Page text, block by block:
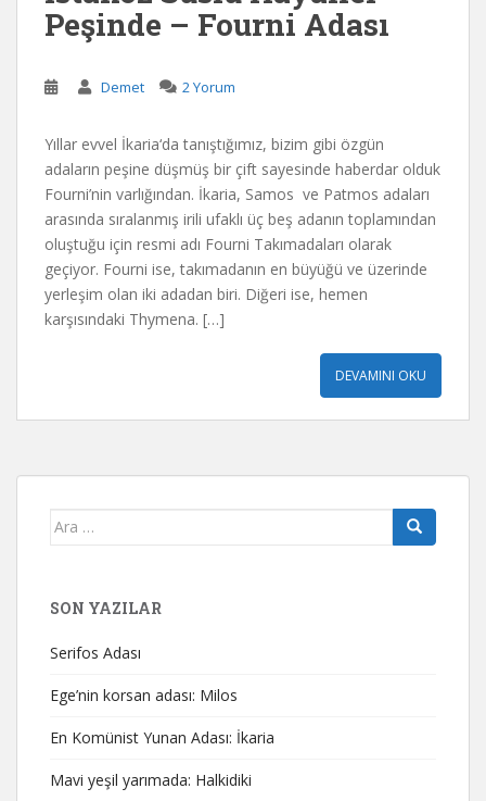
Peşinde – Fourni Adası
Demet 2 Yorum
Yıllar evvel İkaria‘da tanıştığımız, bizim gibi özgün
adaların peşine düşmüş bir çift sayesinde haberdar olduk
Fourni’nin varlığından. İkaria, Samos ve Patmos adaları
arasında sıralanmış irili ufaklı üç beş adanın toplamından
oluştuğu için resmi adı Fourni Takımadaları olarak
geçiyor. Fourni ise, takımadanın en büyüğü ve üzerinde
yerleşim olan iki adadan biri. Diğeri ise, hemen
karşısındaki Thymena. […]
DEVAMINI OKU
Arama
SON YAZILAR
Serifos Adası
Ege’nin korsan adası: Milos
En Komünist Yunan Adası: İkaria
Mavi yeşil yarımada: Halkidiki